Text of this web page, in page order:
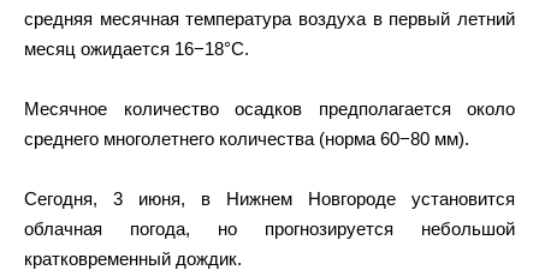
средняя месячная температура воздуха в первый летний
месяц ожидается 16−18°С.
Месячное количество осадков предполагается около
среднего многолетнего количества (норма 60−80 мм).
Сегодня, 3 июня, в Нижнем Новгороде установится
облачная погода, но прогнозируется небольшой
кратковременный дождик.